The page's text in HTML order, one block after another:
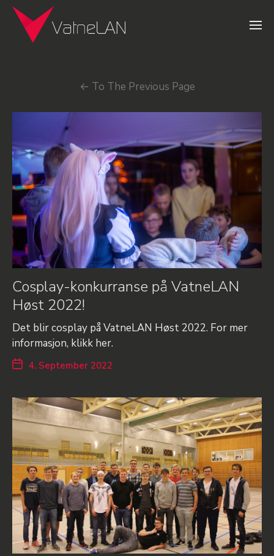
← To The Previous Page
Cosplay-konkurranse på VatneLAN
Høst 2022!
Det blir cosplay på VatneLAN Høst 2022. For mer
informasjon, klikk her.
4. September 2022